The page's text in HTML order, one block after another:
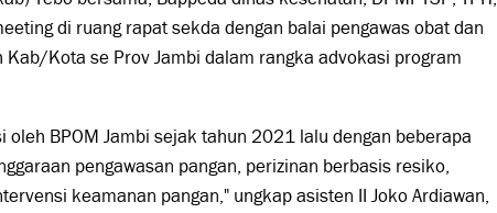
di ruang rapat sekda dengan balai pengawas obat dan
Kab/Kota se Prov Jambi dalam rangka advokasi program
oleh BPOM Jambi sejak tahun 2021 lalu dengan beberapa
pengawasan pangan, perizinan berbasis resiko,
keamanan pangan," ungkap asisten II Joko Ardiawan,